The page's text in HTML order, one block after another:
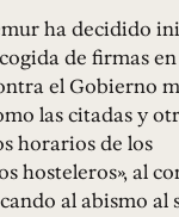
ha decidido
de firmas en
el Gobierno
las citadas y
horarios de los
hosteleros», al
al abismo al